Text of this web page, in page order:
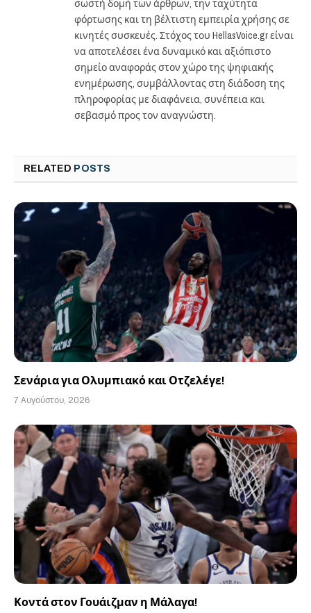
σωστή δομή των άρθρων, την ταχύτητα
φόρτωσης και τη βέλτιστη εμπειρία χρήσης σε
κινητές συσκευές. Στόχος του HellasVoice.gr είναι
να αποτελέσει ένα δυναμικό και αξιόπιστο
σημείο αναφοράς στον χώρο της ψηφιακής
ενημέρωσης, συμβάλλοντας στη διάδοση της
πληροφορίας με διαφάνεια, συνέπεια και
σεβασμό προς τον αναγνώστη.
RELATED POSTS
Σενάρια για Ολυμπιακό και Οτζελέγε!
7 Αυγούστου, 2026
Κοντά στον Γουάιζμαν η Μάλαγα!